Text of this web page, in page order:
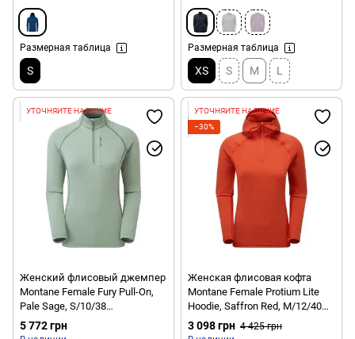
Размерная таблица
S
Размерная таблица
XS S M L
УТОЧНЯЙТЕ НАЛИЧИЕ
Женский флисовый джемпер
Montane Female Fury Pull-On,
Pale Sage, S/10/38
(5056601009831)
5 772 грн
УТОЧНЯЙТЕ НАЛИЧИЕ
−30%
Женская флисовая кофта
Montane Female Protium Lite
Hoodie, Saffron Red, M/12/40
(5056601010028)
3 098 грн 4 425 грн